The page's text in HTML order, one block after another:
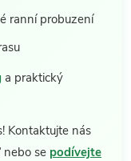
ranní probuzení
a praktický
Kontaktujte nás
nebo se podívejte